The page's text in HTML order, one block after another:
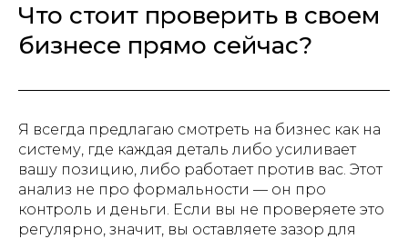
Что стоит проверить в своем
бизнесе прямо сейчас?
Я всегда предлагаю смотреть на бизнес как на
систему, где каждая деталь либо усиливает
вашу позицию, либо работает против вас. Этот
анализ не про формальности — он про
контроль и деньги. Если вы не проверяете это
регулярно, значит, вы оставляете зазор для